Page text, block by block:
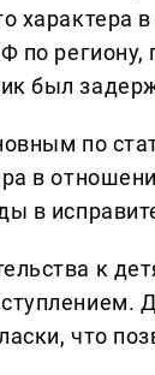
по
был
по
в
в
к
что